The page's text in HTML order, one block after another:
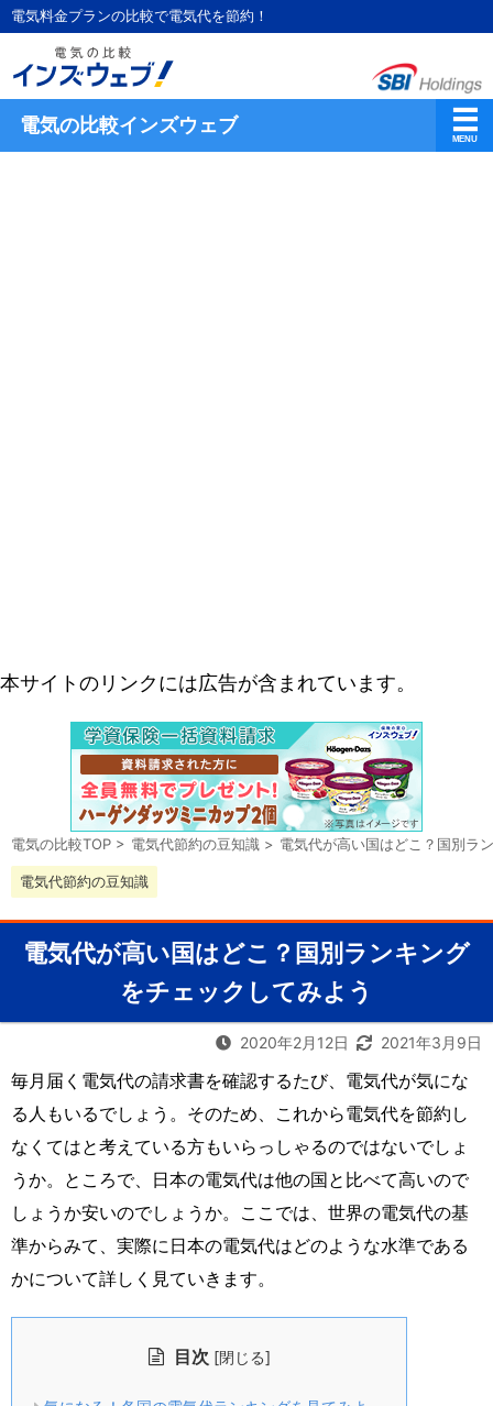
電気料金プランの比較で電気代を節約！
電気の比較インズウェブ
本サイトのリンクには広告が含まれています。
電気の比較TOP > 電気代節約の豆知識 > 電気代が高い国はどこ？国別ラ
電気代節約の豆知識
電気代が高い国はどこ？国別ランキング
をチェックしてみよう
2020年2月12日 2021年3月9日
毎月届く電気代の請求書を確認するたび、電気代が気にな
る人もいるでしょう。そのため、これから電気代を節約し
なくてはと考えている方もいらっしゃるのではないでしょ
うか。ところで、日本の電気代は他の国と比べて高いので
しょうか安いのでしょうか。ここでは、世界の電気代の基
準からみて、実際に日本の電気代はどのような水準である
かについて詳しく見ていきます。
目次 [閉じる]